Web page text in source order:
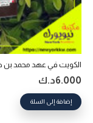
الكويت في عهد محمد بن
6.000د.ك
إضافة إلى السلة